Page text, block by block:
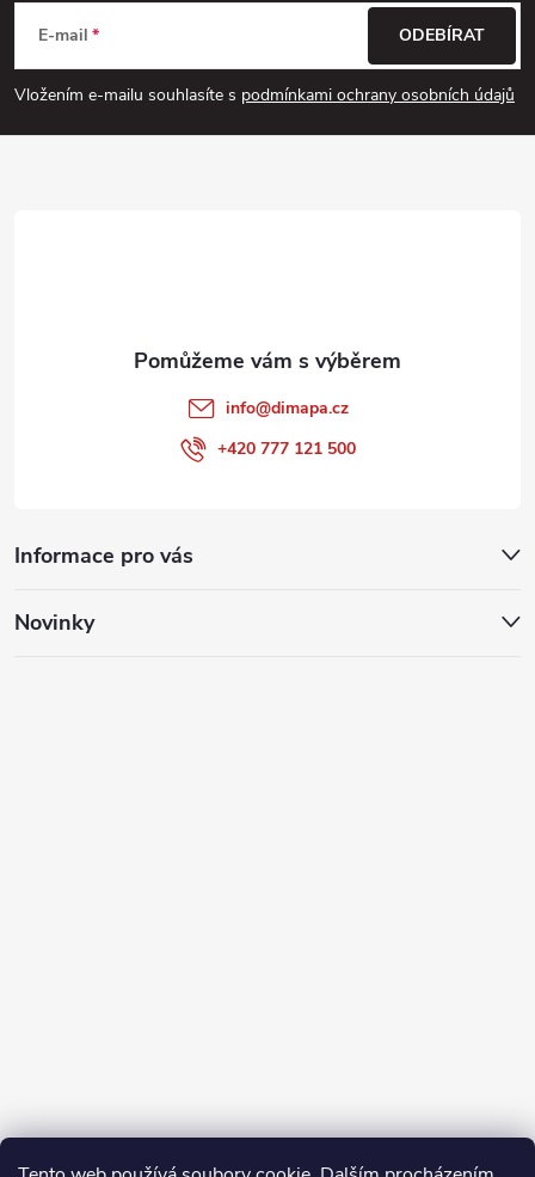
p
a
E-mail
Vložením e-mailu souhlasíte s podmínkami ochrany osobních údajů
ODEBÍRAT
Informace pro vás
Novinky
info@dimapa.cz
+420 777 121 500